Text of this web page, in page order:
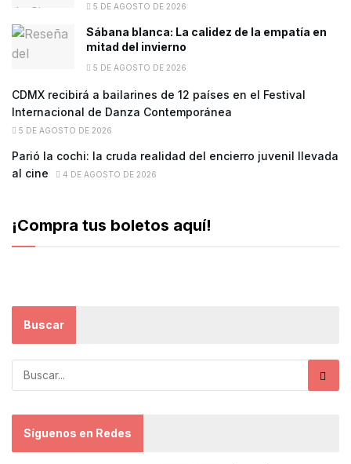
5 DE AGOSTO DE 2026
Sábana blanca: La calidez de la empatía en
mitad del invierno
5 DE AGOSTO DE 2026
CDMX recibirá a bailarines de 12 países en el Festival
Internacional de Danza Contemporánea
5 DE AGOSTO DE 2026
Parió la cochi: la cruda realidad del encierro juvenil llevada
al cine
4 DE AGOSTO DE 2026
¡Compra tus boletos aquí!
Buscar
Síguenos en Redes